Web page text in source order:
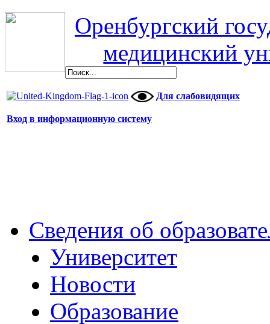
Оренбургский
медицинский
Для слабовидящих
Вход в информационную систему
Сведения об
Университет
Новости
Образование